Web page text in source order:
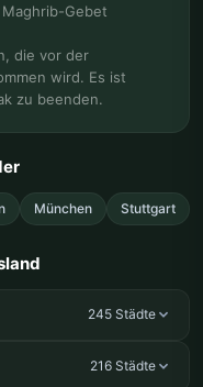
Gebet
die vor der
wird. Es ist
zu beenden.
München Stuttgart
245 Städte
216 Städte